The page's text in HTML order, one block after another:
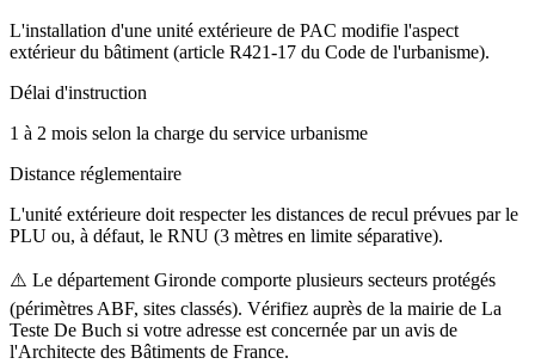
L'installation d'une unité extérieure de PAC modifie l'aspect
extérieur du bâtiment (article R421-17 du Code de l'urbanisme).
Délai d'instruction
1 à 2 mois selon la charge du service urbanisme
Distance réglementaire
L'unité extérieure doit respecter les distances de recul prévues par le
PLU ou, à défaut, le RNU (3 mètres en limite séparative).
⚠️ Le département Gironde comporte plusieurs secteurs protégés
(périmètres ABF, sites classés). Vérifiez auprès de la mairie de La
Teste De Buch si votre adresse est concernée par un avis de
l'Architecte des Bâtiments de France.